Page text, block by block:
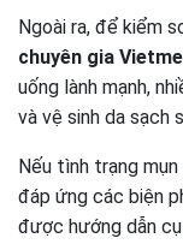
Ngoài ra, để kiểm
chuyên gia
uống lành mạnh,
và vệ sinh da sạch
Nếu tình trạng
đáp ứng các biện
được hướng dẫn